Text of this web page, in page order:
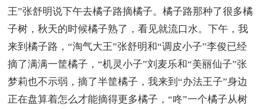
王”张舒明说下午去橘子路摘橘子。橘子路那种了很多橘
子树，秋天的时候橘子熟了，看见就流口水。下午，我
来到橘子路，“淘气大王”张舒明和“调皮小子”李俊已经
摘了满满一筐橘子，“机灵小子”刘麦乐和“美丽仙子”张
梦莉也不示弱，摘了半筐橘子，我来到“办法王子”身边
正在盘算着怎么才能摘得更多橘子，“咚”一个橘子从树